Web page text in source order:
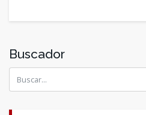
Buscador